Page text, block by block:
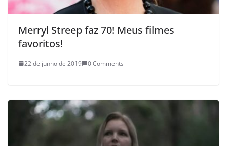
Merryl Streep faz 70! Meus filmes
favoritos!
22 de junho de 2019 0 Comments